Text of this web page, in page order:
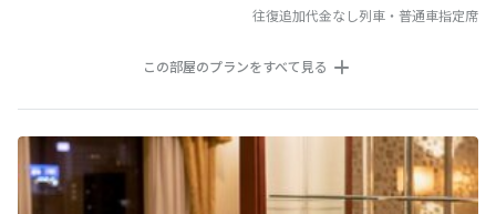
往復追加代金なし列車・普通車指定席
この部屋のプランをすべて見る